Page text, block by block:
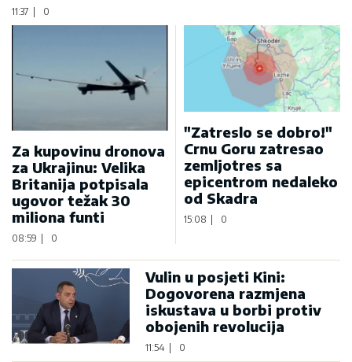
11:37 0
Za kupovinu dronova
za Ukrajinu: Velika
Britanija potpisala
ugovor težak 30
miliona funti
08:59 0
"Zatreslo se dobro!"
Crnu Goru zatresao
zemljotres sa
epicentrom nedaleko
od Skadra
15:08 | 0
Vulin u posjeti Kini:
Dogovorena razmjena
iskustava u borbi protiv
obojenih revolucija
11:54 0